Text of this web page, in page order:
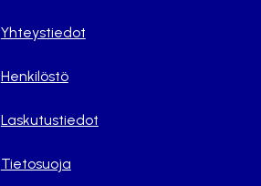
Yhteystiedot
Henkilöstö
Laskutustiedot
Tietosuoja